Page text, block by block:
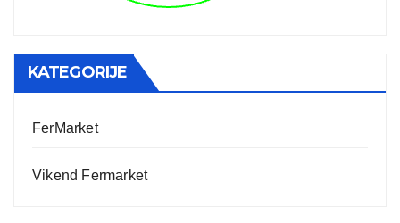
KATEGORIJE
FerMarket
Vikend Fermarket